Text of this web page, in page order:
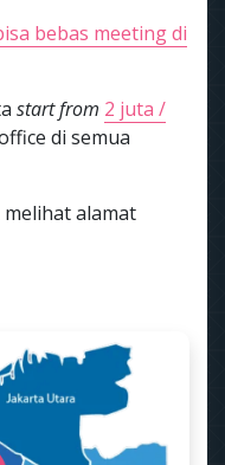
bebas meeting di
start from 2 juta /
di semua
alamat